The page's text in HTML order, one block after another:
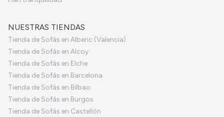
NUESTRAS TIENDAS
Tienda de Sofás en Alberic (Valencia)
Tienda de Sofás en Alcoy
Tienda de Sofás en Elche
Tienda de Sofás en Barcelona
Tienda de Sofás en Bilbao
Tienda de Sofás en Burgos
Tienda de Sofás en Castellón